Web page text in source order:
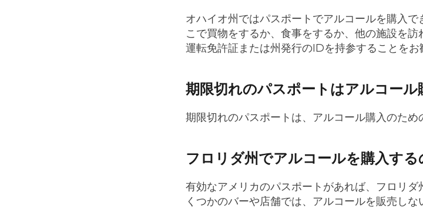
オハイオ州ではパスポートでアルコールを購入
こで買物をするか、食事をするか、他の施設を
運転免許証または州発行のIDを持参することをお
期限切れのパスポートはアルコール
期限切れのパスポートは、アルコール購入のため
フロリダ州でアルコールを購入す
有効なアメリカのパスポートがあれば、フロリ
くつかのバーや店舗では、アルコールを販売し